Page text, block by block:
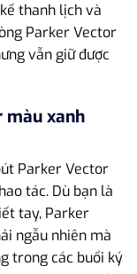
thanh lịch và
Parker Vector
vẫn giữ được
màu xanh
Parker Vector
tác. Dù bạn là
tay, Parker
ngẫu nhiên mà
trong các buổi ký